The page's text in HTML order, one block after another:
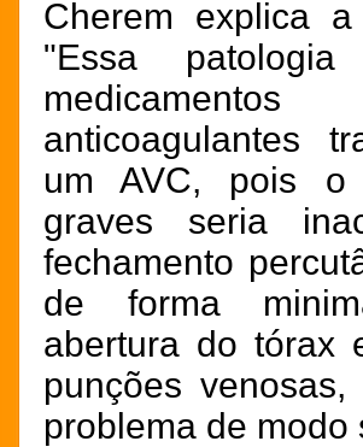
Cherem explica
"Essa
anticoagulantes
um AVC, pois o
graves seria
fechamento
de forma
abertura do tórax
punções
problema de modo